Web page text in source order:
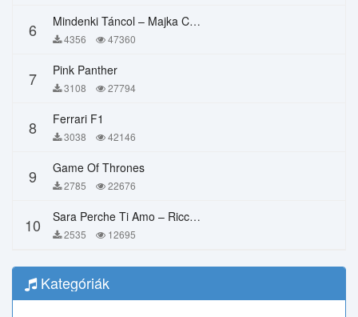
6 Mindenki Táncol – Majka Curtis, Péter Majoros
4356 47360
7 Pink Panther
3108 27794
8 Ferrari F1
3038 42146
9 Game Of Thrones
2785 22676
10 Sara Perche Ti Amo – Ricchi E Poveri
2535 12695
Kategóriák